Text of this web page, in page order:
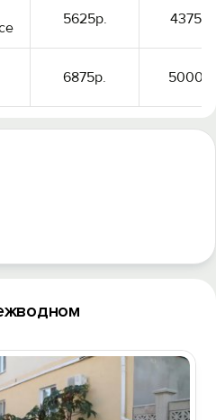
5625р. 4375р.
6875р. 5000р.